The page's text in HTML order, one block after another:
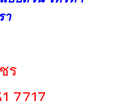
า
ร